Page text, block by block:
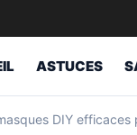
ASTUCES
DIY efficaces